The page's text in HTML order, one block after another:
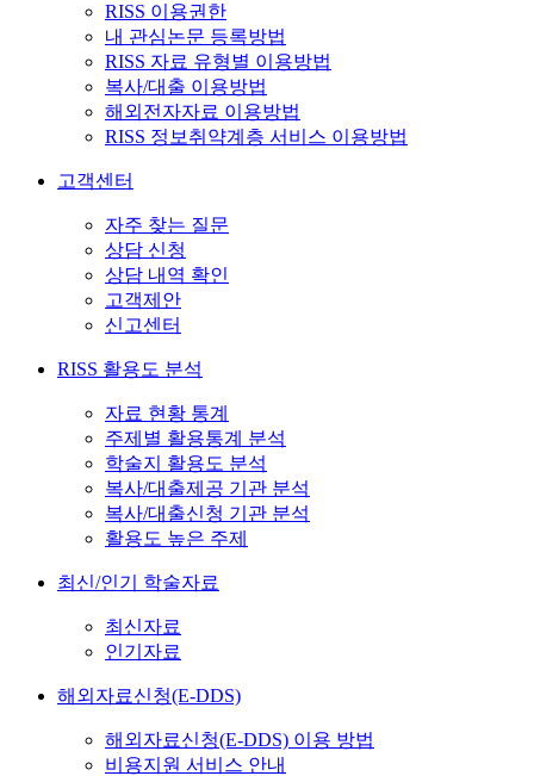
RISS 이용권한
내 관심논문 등록방법
RISS 자료 유형별 이용방법
복사/대출 이용방법
해외전자자료 이용방법
RISS 정보취약계층 서비스 이용방법
고객센터
자주 찾는 질문
상담 신청
상담 내역 확인
고객제안
신고센터
RISS 활용도 분석
자료 현황 통계
주제별 활용통계 분석
학술지 활용도 분석
복사/대출제공 기관 분석
복사/대출신청 기관 분석
활용도 높은 주제
최신/인기 학술자료
최신자료
인기자료
해외자료신청(E-DDS)
해외자료신청(E-DDS) 이용 방법
비용지원 서비스 안내